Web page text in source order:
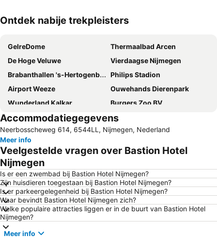
Kaart uitvouwen
Ontdek nabije trekpleisters
GelreDome
Thermaalbad Arcen
De Hoge Veluwe
Vierdaagse Nijmegen
Brabanthallen 's-Hertogenbosch
Philips Stadion
Airport Weeze
Ouwehands Dierenpark
Wunderland Kalkar
Burgers Zoo BV
DierenPark Amersfoort
Toverland
Irrland
Nederlands Openluchtmuseum
Apenheul
Kröller-Müller Museum
Carnaval
Kasteeltuinen Arcen
Eiland van Maurik
Waalbrug bij Nijmegen
Schloss Moyland
Schwanenburg
Die Rheinpromenade
Figi
Rheinpark
Accommodatiegegevens
Neerbosscheweg 614, 6544LL, Nijmegen, Nederland
Meer info
Veelgestelde vragen over Bastion Hotel
Nijmegen
Is er een zwembad bij Bastion Hotel Nijmegen?
Zijn huisdieren toegestaan bij Bastion Hotel Nijmegen?
Is er parkeergelegenheid bij Bastion Hotel Nijmegen?
Waar bevindt Bastion Hotel Nijmegen zich?
Welke populaire attracties liggen er in de buurt van Bastion Hotel
Nijmegen?
Meer info